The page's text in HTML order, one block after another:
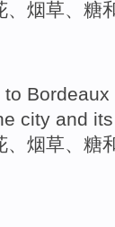
、 烟草、 糖
to Bordeaux
city and its
、 烟草、 糖